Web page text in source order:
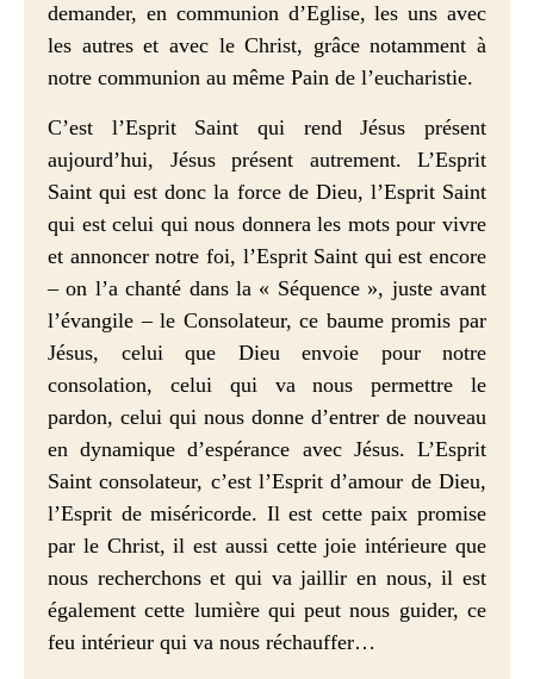
demander, en communion d’Eglise, les uns avec
les autres et avec le Christ, grâce notamment à
notre communion au même Pain de l’eucharistie.
C’est l’Esprit Saint qui rend Jésus présent
aujourd’hui, Jésus présent autrement. L’Esprit
Saint qui est donc la force de Dieu, l’Esprit Saint
qui est celui qui nous donnera les mots pour vivre
et annoncer notre foi, l’Esprit Saint qui est encore
– on l’a chanté dans la « Séquence », juste avant
l’évangile – le Consolateur, ce baume promis par
Jésus, celui que Dieu envoie pour notre
consolation, celui qui va nous permettre le
pardon, celui qui nous donne d’entrer de nouveau
en dynamique d’espérance avec Jésus. L’Esprit
Saint consolateur, c’est l’Esprit d’amour de Dieu,
l’Esprit de miséricorde. Il est cette paix promise
par le Christ, il est aussi cette joie intérieure que
nous recherchons et qui va jaillir en nous, il est
également cette lumière qui peut nous guider, ce
feu intérieur qui va nous réchauffer…